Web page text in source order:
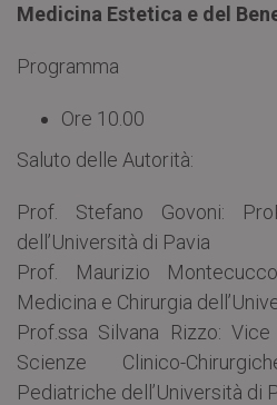
Medicina Estetica e del
Programma
Ore 10.00
Saluto delle Autorità:
Prof. Stefano Govoni:
dell’Università di Pavia
Prof. Maurizio
Medicina e Chirurgia
Prof.ssa Silvana Rizzo:
Scienze Clinico-
Pediatriche dell’Università di